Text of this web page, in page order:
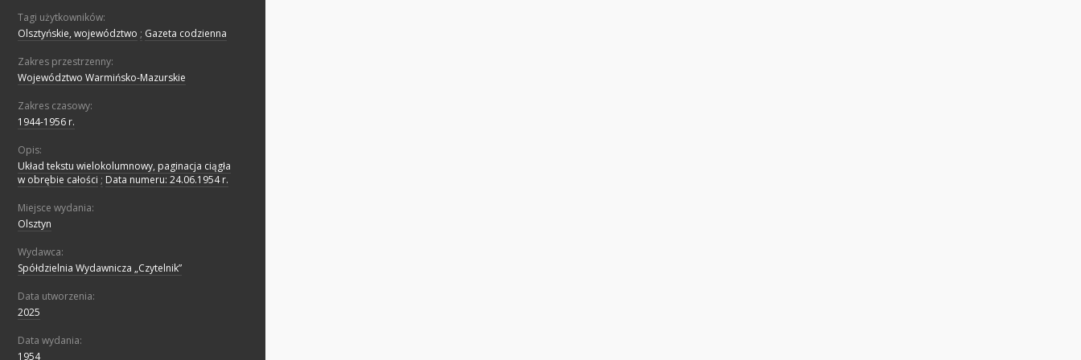
Tagi użytkowników:
Olsztyńskie, województwo ; Gazeta codzienna
Zakres przestrzenny:
Województwo Warmińsko-Mazurskie
Zakres czasowy:
1944-1956 r.
Opis:
Układ tekstu wielokolumnowy, paginacja ciągła
w obrębie całości ; Data numeru: 24.06.1954 r.
Miejsce wydania:
Olsztyn
Wydawca:
Spółdzielnia Wydawnicza „Czytelnik”
Data utworzenia:
2025
Data wydania:
1954